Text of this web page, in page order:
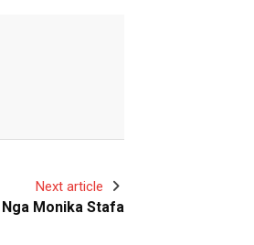
Next article
Nga Monika Stafa